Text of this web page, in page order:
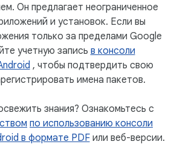
Он предлагает неограниченное
и установок. Если вы
только за пределами Google
учетную запись в консоли
, чтобы подтвердить свою
имена пакетов.
знания? Ознакомьтесь с
по использованию консоли
в формате PDFили веб-версии.